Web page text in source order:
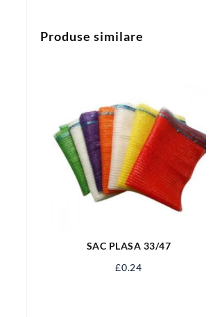
Produse similare
SAC PLASA 33/47
£0.24